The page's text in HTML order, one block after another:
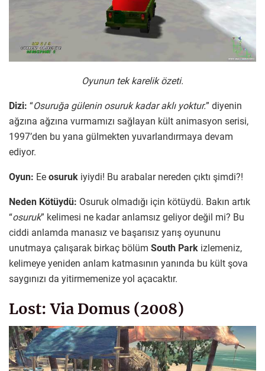
Oyunun tek karelik özeti.
Dizi: “Osuruğa gülenin osuruk kadar aklı yoktur.” diyenin
ağzına ağzına vurmamızı sağlayan kült animasyon serisi,
1997’den bu yana gülmekten yuvarlandırmaya devam
ediyor.
Oyun: Ee osuruk iyiydi! Bu arabalar nereden çıktı şimdi?!
Neden Kötüydü: Osuruk olmadığı için kötüydü. Bakın artık
“osuruk” kelimesi ne kadar anlamsız geliyor değil mi? Bu
ciddi anlamda manasız ve başarısız yarış oyununu
unutmaya çalışarak birkaç bölüm South Park izlemeniz,
kelimeye yeniden anlam katmasının yanında bu kült şova
saygınızı da yitirmemenize yol açacaktır.
Lost: Via Domus (2008)